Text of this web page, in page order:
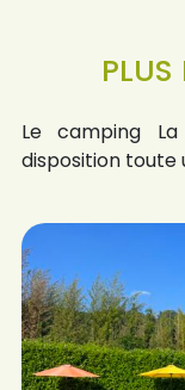
Le camping
disposition toute